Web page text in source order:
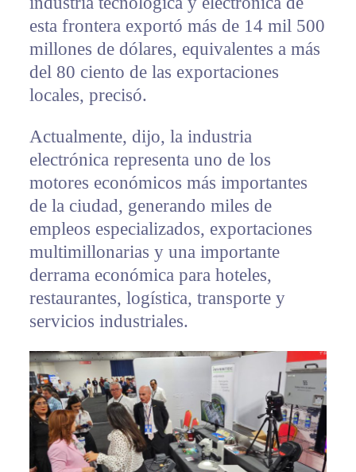
esta frontera exportó más de 14 mil 500
millones de dólares, equivalentes a más
del 80 ciento de las exportaciones
locales, precisó.
Actualmente, dijo, la industria
electrónica representa uno de los
motores económicos más importantes
de la ciudad, generando miles de
empleos especializados, exportaciones
multimillonarias y una importante
derrama económica para hoteles,
restaurantes, logística, transporte y
servicios industriales.